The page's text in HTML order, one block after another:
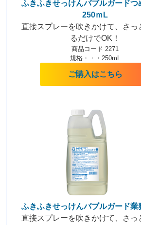
ふきふきせっけんバブルガードつ
250ｍL
直接スプレーを吹きかけて、さっ
るだけでOK！
商品コード 2271
規格・・・250mL
ご購入はこちら
ふきふきせっけんバブルガード業
直接スプレーを吹きかけて、さっ